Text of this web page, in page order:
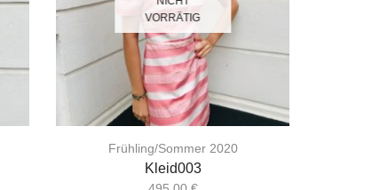
VORRÄTIG
Frühling/Sommer 2020
Kleid003